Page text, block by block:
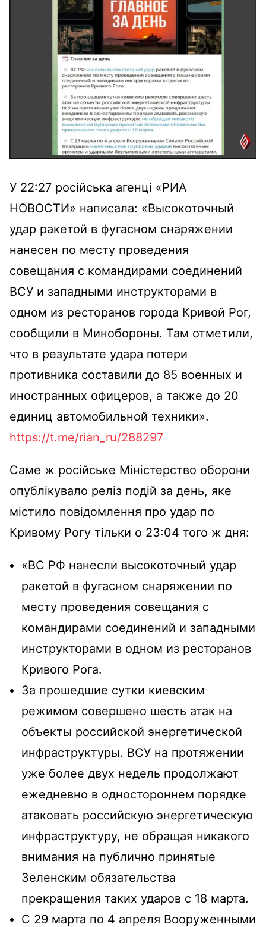
У 22:27 російська агенці «РИА
НОВОСТИ» написала: «Высокоточный
удар ракетой в фугасном снаряжении
нанесен по месту проведения
совещания с командирами соединений
ВСУ и западными инструкторами в
одном из ресторанов города Кривой Рог,
сообщили в Минобороны. Там отметили,
что в результате удара потери
противника составили до 85 военных и
иностранных офицеров, а также до 20
единиц автомобильной техники».
https://t.me/rian_ru/288297
Саме ж російське Міністерство оборони
опублікувало реліз подій за день, яке
містило повідомлення про удар по
Кривому Рогу тільки о 23:04 того ж дня:
«ВС РФ нанесли высокоточный удар
ракетой в фугасном снаряжении по
месту проведения совещания с
командирами соединений и западными
инструкторами в одном из ресторанов
Кривого Рога.
За прошедшие сутки киевским
режимом совершено шесть атак на
объекты российской энергетической
инфраструктуры. ВСУ на протяжении
уже более двух недель продолжают
ежедневно в одностороннем порядке
атаковать российскую энергетическую
инфраструктуру, не обращая никакого
внимания на публично принятые
Зеленским обязательства
прекращения таких ударов с 18 марта.
С 29 марта по 4 апреля Вооруженными